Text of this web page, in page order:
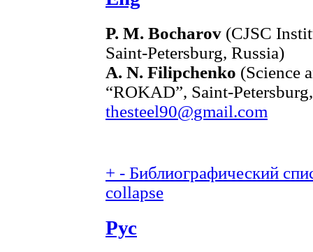
P. M. Bocharov (CJSC
Saint-Petersburg, Russia)
A. N. Filipchenko (Science
“ROKAD”, Saint-
thesteel90@gmail.com
+ - Библиографический
collapse
Рус